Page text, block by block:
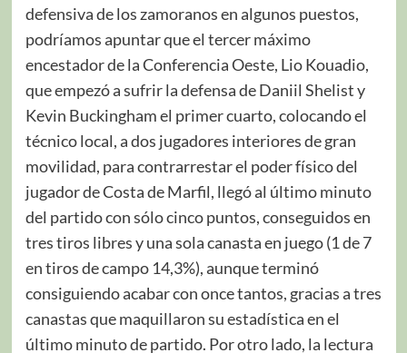
defensiva de los zamoranos en algunos puestos,
podríamos apuntar que el tercer máximo
encestador de la Conferencia Oeste, Lio Kouadio,
que empezó a sufrir la defensa de Daniil Shelist y
Kevin Buckingham el primer cuarto, colocando el
técnico local, a dos jugadores interiores de gran
movilidad, para contrarrestar el poder físico del
jugador de Costa de Marfil, llegó al último minuto
del partido con sólo cinco puntos, conseguidos en
tres tiros libres y una sola canasta en juego (1 de 7
en tiros de campo 14,3%), aunque terminó
consiguiendo acabar con once tantos, gracias a tres
canastas que maquillaron su estadística en el
último minuto de partido. Por otro lado, la lectura